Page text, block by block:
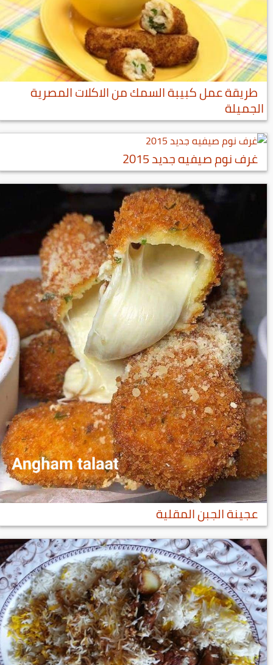
طريقة عمل كبيبة السمك من الاكلات المصرية
الجميلة
غرف نوم صيفيه جديد 2015
عجينة الجبن المقلية